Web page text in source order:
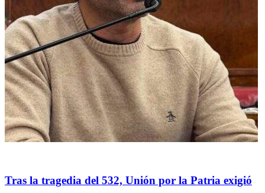
Tras la tragedia del 532, Unión por la Patria exigió